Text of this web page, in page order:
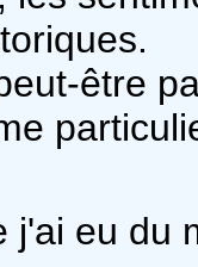
être
j'ai eu du